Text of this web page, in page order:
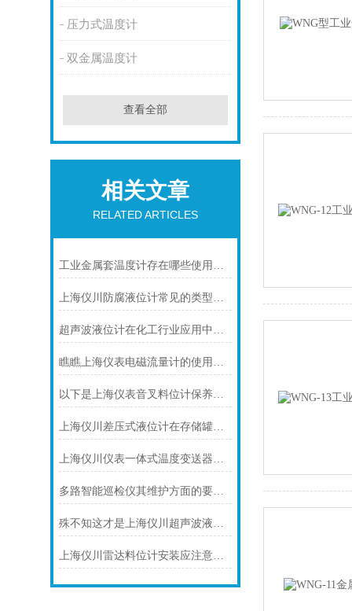
压力式温度计
双金属温度计
查看全部
相关文章
RELATED ARTICLES
工业金属套温度计存在哪些使用建议呢？
上海仪川防腐液位计常见的类型及工作原理
超声波液位计在化工行业应用中碰到的常见问题及解决方案
瞧瞧上海仪表电磁流量计的使用注意事项
以下是上海仪表音叉料位计保养的技巧
上海仪川差压式液位计在存储罐液位测量的应用
上海仪川仪表一体式温度变送器的特点
多路智能巡检仪其维护方面的要点是什么？
殊不知这才是上海仪川超声波液位计的四大性能特点
上海仪川雷达料位计安装应注意的7个问题